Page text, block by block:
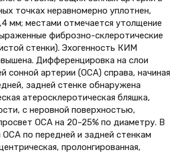
точках неравномерно уплотнен,
мм; местами отмечается утолщение
фиброзно-склеротические
стенки). Эхогенность КИМ
Дифференцировка на слои
сонной артерии (ОСА) справа, начиная
задней стенке обнаружена
атеросклеротическая бляшка,
с неровной поверхностью,
ОСА на 20–25% по диаметру. В
по передней и задней стенкам
пролонгированная,